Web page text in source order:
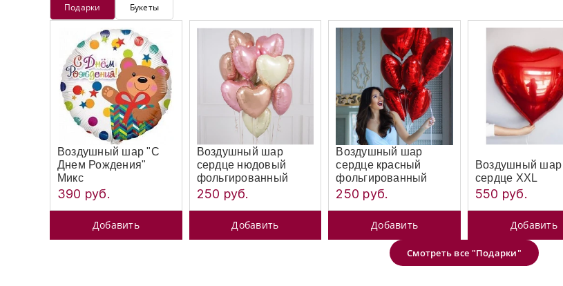
Подарки Букеты
Воздушный шар "С
Днем Рождения"
Микс
390 руб.
Добавить
Воздушный шар
сердце нюдовый
фольгированный
250 руб.
Добавить
Воздушный шар
сердце красный
фольгированный
250 руб.
Добавить
Воздушный шар
сердце XXL
550 руб.
Добавить
Смотреть все "Подарки"